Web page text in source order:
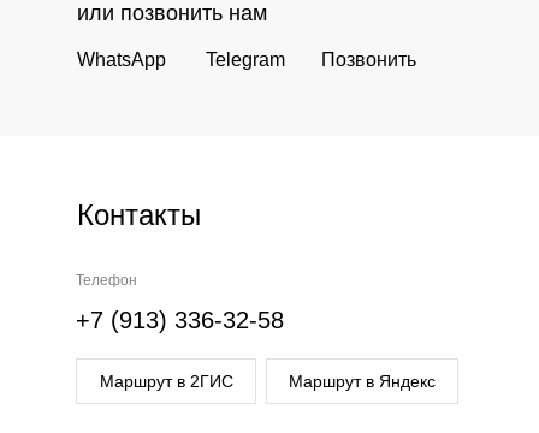
Позвонить
Telegram
WhatsApp
или позвонить нам
Контакты
Телефон
+7 (913) 336-32-58
Маршрут в 2ГИС Маршрут в Яндекс